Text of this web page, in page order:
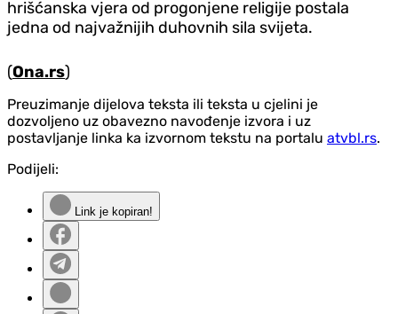
hrišćanska vjera od progonjene religije postala
jedna od najvažnijih duhovnih sila svijeta.
(Ona.rs)
Preuzimanje dijelova teksta ili teksta u cjelini je
dozvoljeno uz obavezno navođenje izvora i uz
postavljanje linka ka izvornom tekstu na portalu atvbl.rs.
Podijeli:
Link je kopiran!